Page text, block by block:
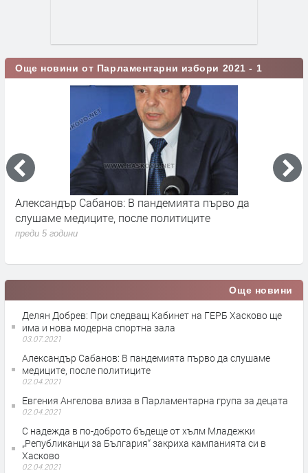
Още новини от Парламентарни избори 2021 - 1
Александър Сабанов: В пандемията първо да
слушаме медиците, после политиците
преди 5 години
Още новини
Делян Добрев: При следващ Кабинет на ГЕРБ Хасково ще
има и нова модерна спортна зала
03.07.2021
Александър Сабанов: В пандемията първо да слушаме
медиците, после политиците
02.04.2021
Евгения Ангелова влиза в Парламентарна група за децата
02.04.2021
С надежда в по-доброто бъдеще от хълм Младежки
„Републиканци за България“ закриха кампанията си в
Хасково
02.04.2021